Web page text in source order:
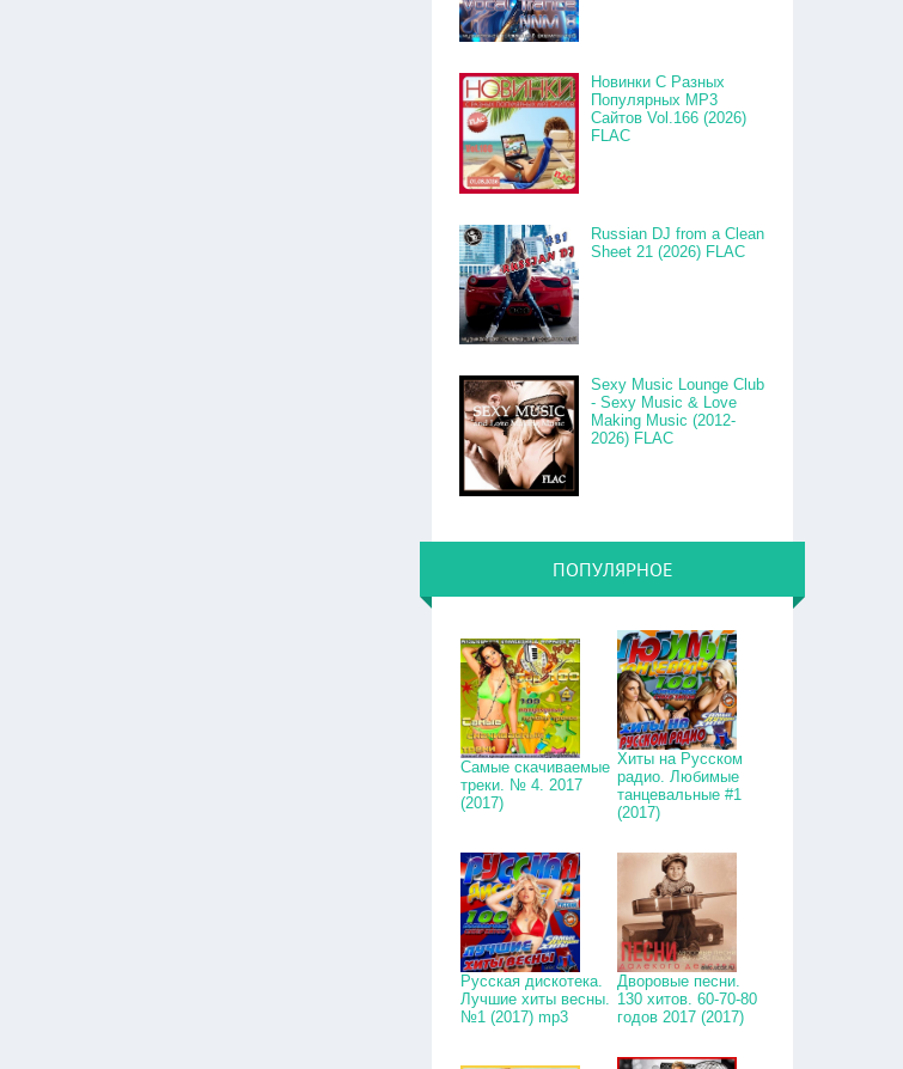
Новинки С Разных
Популярных MP3
Сайтов Vol.166 (2026)
FLAC
Russian DJ from a Clean
Sheet 21 (2026) FLAC
Sexy Music Lounge Club
- Sexy Music & Love
Making Music (2012-
2026) FLAC
ПОПУЛЯРНОЕ
Самые скачиваемые
треки. № 4. 2017
(2017)
Хиты на Русском
радио. Любимые
танцевальные #1
(2017)
Русская дискотека.
Лучшие хиты весны.
№1 (2017) mp3
Дворовые песни.
130 хитов. 60-70-80
годов 2017 (2017)